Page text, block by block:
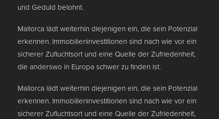
und Geduld belohnt.
Mallorca lädt weiterhin diejenigen ein, die sein Potenzial
erkennen. Immobilieninvestitionen sind nach wie vor ein
sicherer Zufluchtsort und eine Quelle der Zufriedenheit,
die anderswo in Europa schwer zu finden ist.
Mallorca lädt weiterhin diejenigen ein, die sein Potenzial
erkennen. Immobilieninvestitionen sind nach wie vor ein
sicherer Zufluchtsort und eine Quelle der Zufriedenheit,